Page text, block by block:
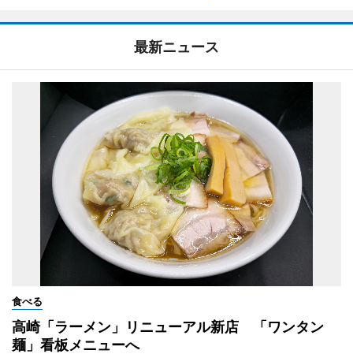
最新ニュース
食べる
高崎「ラーメン」リニューアル新店 「ワンタン
麺」看板メニューへ